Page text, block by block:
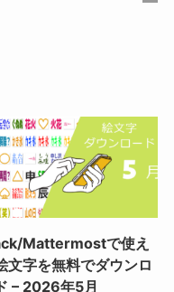
Mattermostで使え
文字を無料でダウンロ
– 2026年5月